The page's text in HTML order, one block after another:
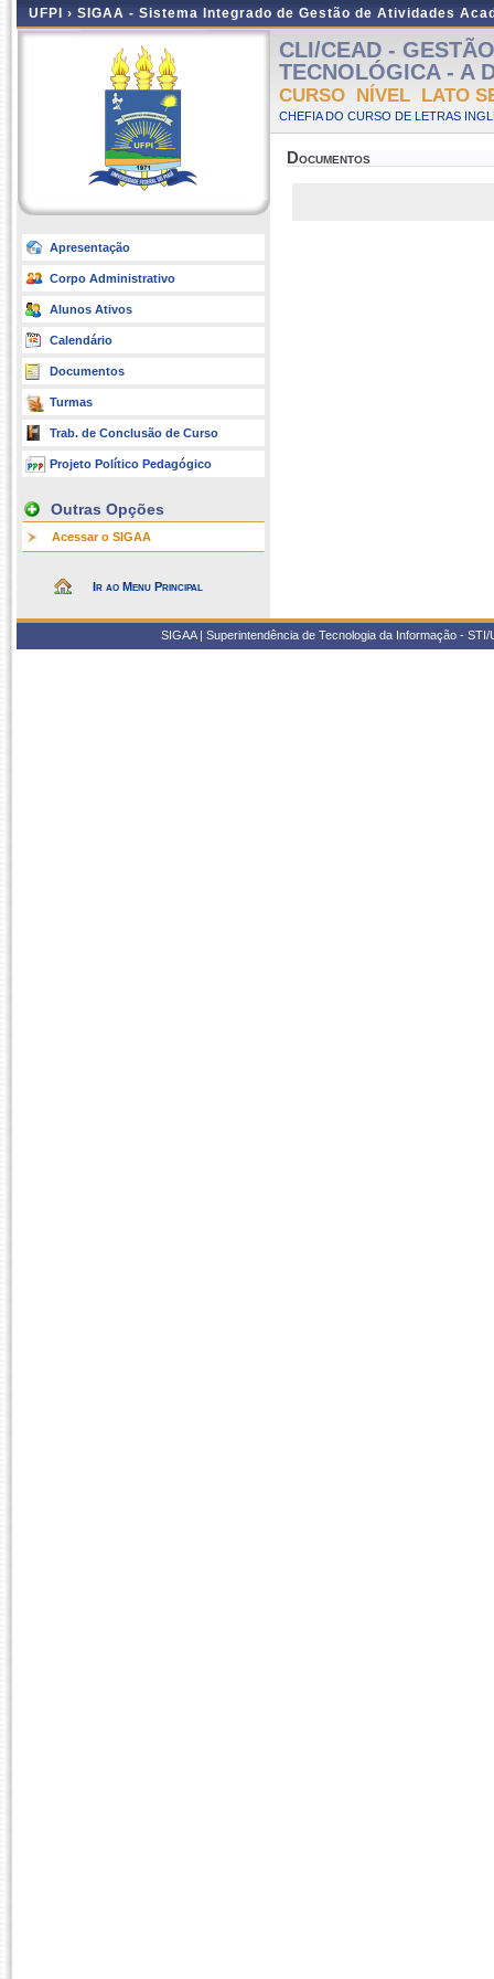
UFPI › SIGAA - Sistema Integrado de Gestão de Atividades
Apresentação
Corpo Administrativo
Alunos Ativos
Calendário
Documentos
Turmas
Trab. de Conclusão de Curso
Projeto Político Pedagógico
Outras Opções
Acessar o SIGAA
Ir ao Menu Principal
CLI/CEAD -
TECNOLÓGICA - A
CURSO NÍVEL LATO
CHEFIA DO CURSO DE LETRAS
Documentos
SIGAA | Superintendência de Tecnologia da Informação -